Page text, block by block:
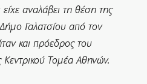
είχε αναλάβει τη θέση της
Γαλατσίου από τον
και πρόεδρος του
Κεντρικού Τομέα Αθηνών.